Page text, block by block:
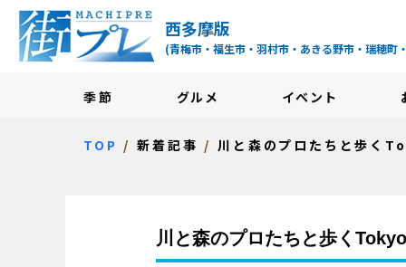
街プレ -東京・西多
西多摩版
(青梅市・福生市・羽村市・あきる野市・瑞穂町
季節 グルメ イベント
TOP 新着記事 川と森のプロたちと
川と森のプロたちと歩く